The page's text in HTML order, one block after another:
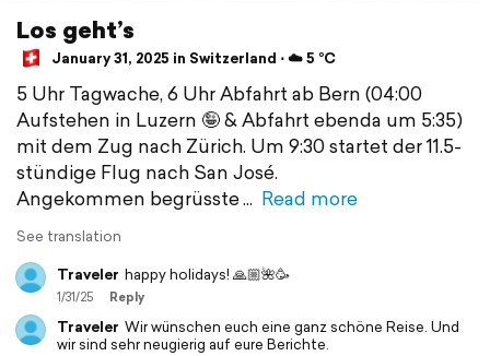
Los geht’s
January 31, 2025 in Switzerland ⋅ ☁️ 5 °C
5 Uhr Tagwache, 6 Uhr Abfahrt ab Bern (04:00
Aufstehen in Luzern 🤪 & Abfahrt ebenda um 5:35)
mit dem Zug nach Zürich. Um 9:30 startet der 11.5-
stündige Flug nach San José.
Angekommen begrüsste
Read more
See translation
Traveler happy holidays! 🙏🏼🌺🥳
1/31/25 Reply
Traveler Wir wünschen euch eine ganz schöne Reise. Und
wir sind sehr neugierig auf eure Berichte.